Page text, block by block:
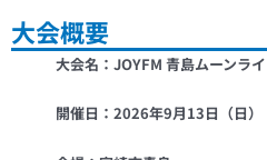
大会概要
大会名：JOYFM 青島ムーンラ
開催日：2026年9月13日（日）